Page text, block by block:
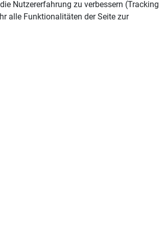
Nutzererfahrung zu verbessern (Tracking
alle Funktionalitäten der Seite zur